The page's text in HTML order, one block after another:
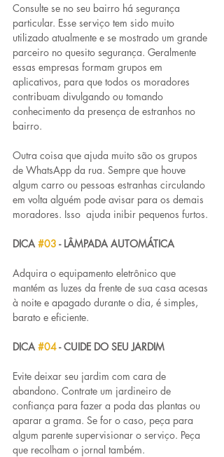
Consulte se no seu bairro há segurança
particular. Esse serviço tem sido muito
utilizado atualmente e se mostrado um grande
parceiro no quesito segurança. Geralmente
essas empresas formam grupos em
aplicativos, para que todos os moradores
contribuam divulgando ou tomando
conhecimento da presença de estranhos no
bairro.
Outra coisa que ajuda muito são os grupos
de WhatsApp da rua. Sempre que houve
algum carro ou pessoas estranhas circulando
em volta alguém pode avisar para os demais
moradores. Isso  ajuda inibir pequenos furtos.
DICA #03 - LÂMPADA AUTOMÁTICA
Adquira o equipamento eletrônico que
mantém as luzes da frente de sua casa acesas
à noite e apagado durante o dia, é simples,
barato e eficiente.
DICA #04 - CUIDE DO SEU JARDIM
Evite deixar seu jardim com cara de
abandono. Contrate um jardineiro de
confiança para fazer a poda das plantas ou
aparar a grama. Se for o caso, peça para
algum parente supervisionar o serviço. Peça
que recolham o jornal também.